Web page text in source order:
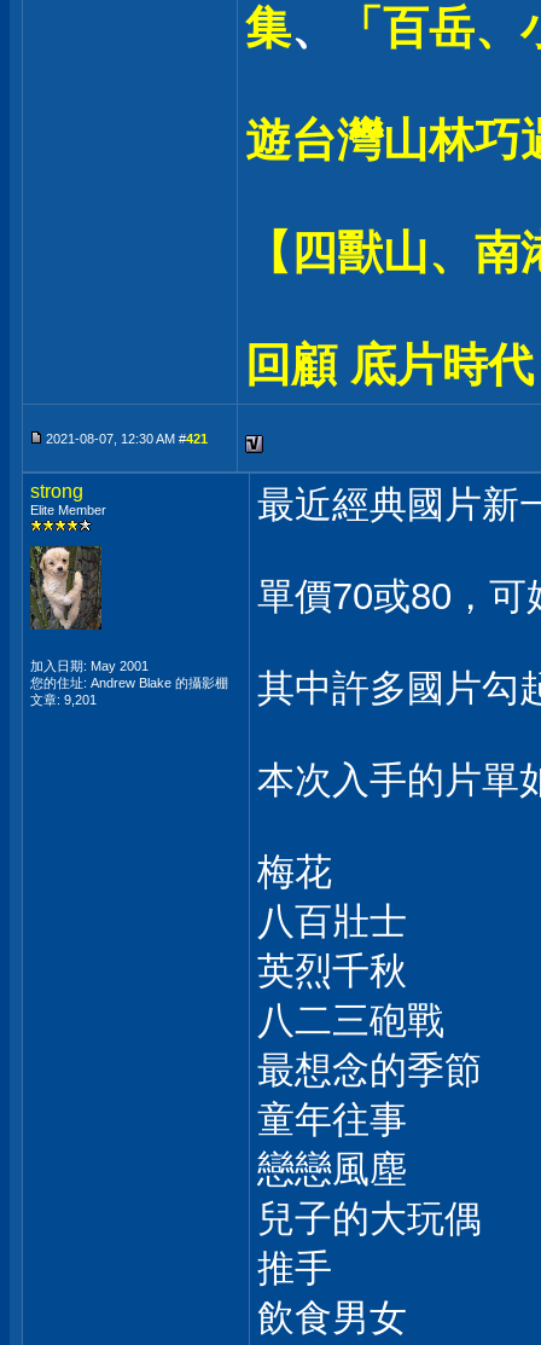
集、 「百岳
遊台灣山林巧
【四獸山、
回顧 底片時
2021-08-07, 12:30 AM #421
strong
Elite Member
加入日期: May 2001
您的住址: Andrew Blake 的攝影棚
文章: 9,201
最近經典國片新
單價70或80，
其中許多國片勾
本次入手的片單
梅花
八百壯士
英烈千秋
八二三砲戰
最想念的季節
童年往事
戀戀風塵
兒子的大玩偶
推手
飲食男女